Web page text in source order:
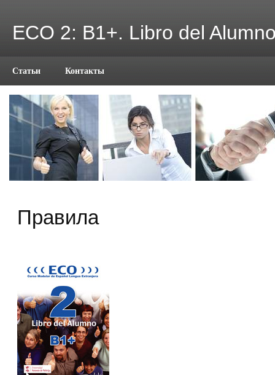
ECO 2: B1+. Libro del
Статьи Контакты
Правила